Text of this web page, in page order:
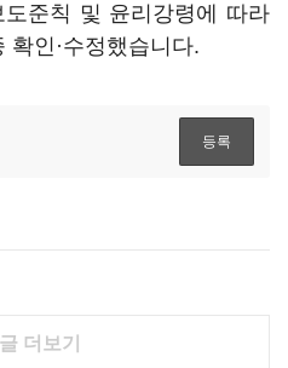
준칙 및 윤리강령에 따라
확인·수정했습니다.
더보기